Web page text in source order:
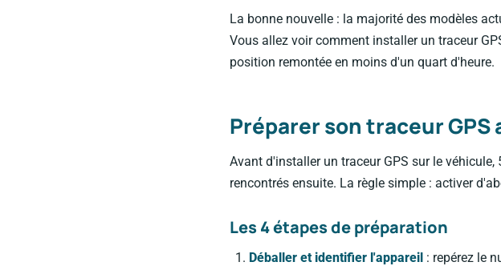
La bonne nouvelle : la majorité des modèles
Vous allez voir comment installer un traceur
position remontée en moins d'un quart d'heure.
Préparer son traceur
Avant d'installer un traceur GPS sur le
rencontrés ensuite. La règle simple : activer
Les 4 étapes de préparation
Déballer et identifier l'appareil : repérez le